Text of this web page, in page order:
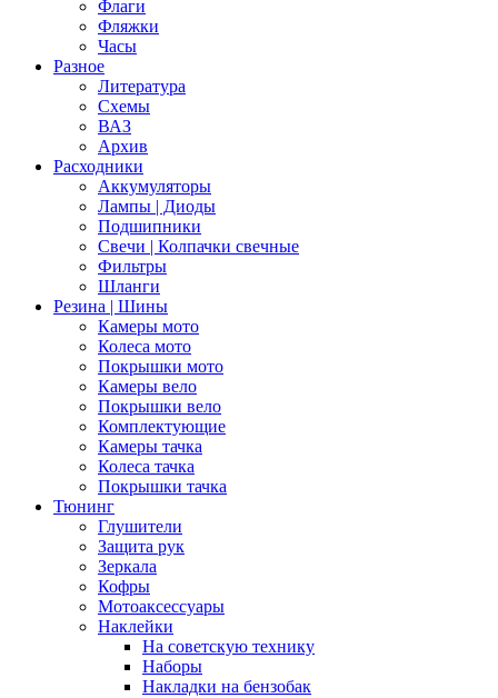
Флаги
Фляжки
Часы
Разное
Литература
Схемы
ВАЗ
Архив
Расходники
Аккумуляторы
Лампы | Диоды
Подшипники
Свечи | Колпачки свечные
Фильтры
Шланги
Резина | Шины
Камеры мото
Колеса мото
Покрышки мото
Камеры вело
Покрышки вело
Комплектующие
Камеры тачка
Колеса тачка
Покрышки тачка
Тюнинг
Глушители
Защита рук
Зеркала
Кофры
Мотоаксессуары
Наклейки
На советскую технику
Наборы
Накладки на бензобак